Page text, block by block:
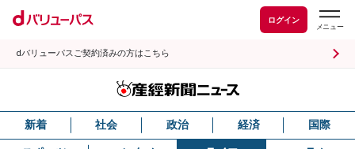
ログイン
dバリューパスご契約済みの方はこちら
新着 社会 政治 経済 国際